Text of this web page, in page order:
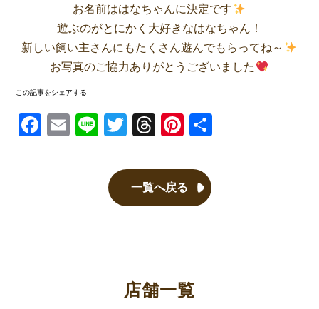
お名前ははなちゃんに決定です
遊ぶのがとにかく大好きなはなちゃん！
新しい飼い主さんにもたくさん遊んでもらってね～
お写真のご協力ありがとうございました
この記事をシェアする
FacebookEmail Line Twitter Threads Pinterest
一覧へ戻る
店舗一覧